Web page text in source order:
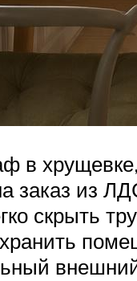
в хрущевке,
заказ из
скрыть